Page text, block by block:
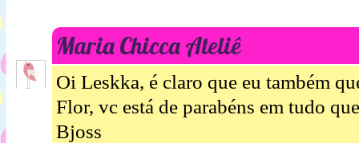
Maria Chicca Ateliê
Oi Leskka, é claro que eu também
Flor, vc está de parabéns em tudo
Bjoss